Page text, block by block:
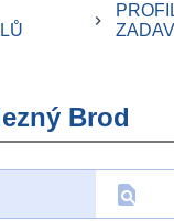
keyboard_arrow_right
Brod
find_in_page